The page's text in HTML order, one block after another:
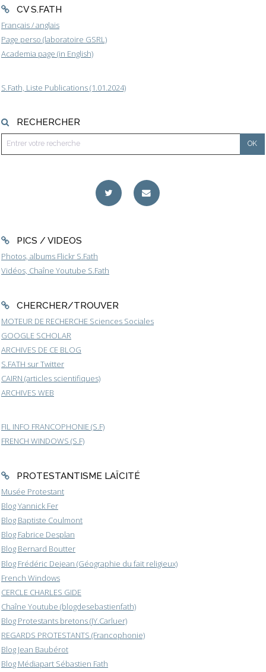
CV S.FATH
Français / anglais
Page perso (laboratoire GSRL)
Academia page (in English)
S.Fath, Liste Publications (1.01.2024)
RECHERCHER
PICS / VIDEOS
Photos, albums Flickr S.Fath
Vidéos, Chaîne Youtube S.Fath
CHERCHER/TROUVER
MOTEUR DE RECHERCHE Sciences Sociales
GOOGLE SCHOLAR
ARCHIVES DE CE BLOG
S.FATH sur Twitter
CAIRN (articles scientifiques)
ARCHIVES WEB
FIL INFO FRANCOPHONIE (S.F)
FRENCH WINDOWS (S.F)
PROTESTANTISME LAÏCITÉ
Musée Protestant
Blog Yannick Fer
Blog Baptiste Coulmont
Blog Fabrice Desplan
Blog Bernard Boutter
Blog Frédéric Dejean (Géographie du fait religieux)
French Windows
CERCLE CHARLES GIDE
Chaîne Youtube (blogdesebastienfath)
Blog Protestants bretons (JY.Carluer)
REGARDS PROTESTANTS (Francophonie)
Blog Jean Baubérot
Blog Médiapart Sébastien Fath